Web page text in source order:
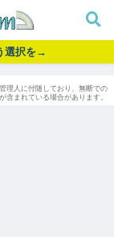
選択を→
理人に付随しており、無断での
まれている場合があります。